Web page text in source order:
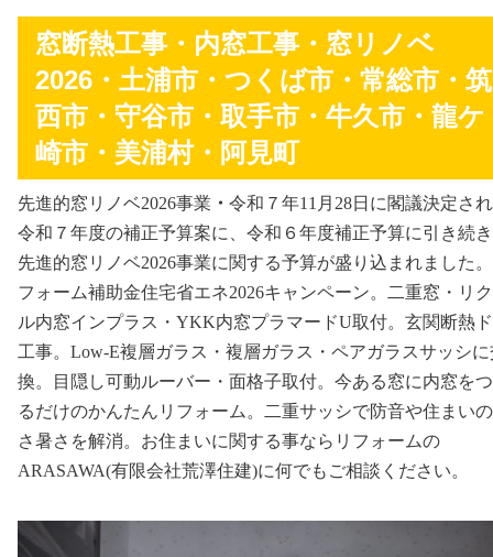
窓断熱工事・内窓工事・窓リノベ
2026・土浦市・つくば市・常総市・筑
西市・守谷市・取手市・牛久市・龍ケ
崎市・美浦村・阿見町
先進的窓リノベ2026事業 ・ 令和７年11月28日に閣議決定さ
令和７年度の補正予算案に、令和６年度補正予算に引き続
先進的窓リノベ2026事業に関する予算が盛り込まれました
フォーム補助金住宅省エネ2026キャンペーン。二重窓・リ
ル内窓インプラス・YKK内窓プラマードU取付。玄関断熱
工事。Low-E複層ガラス・複層ガラス・ペアガラスサッシに
換。目隠し可動ルーバー・面格子取付。今ある窓に内窓を
るだけのかんたんリフォーム。二重サッシで防音や住まい
さ暑さを解消。お住まいに関する事ならリフォームの
ARASAWA(有限会社荒澤住建)に何でもご相談ください。